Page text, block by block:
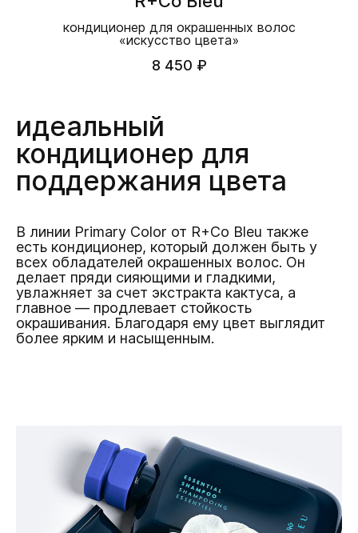
кондиционер для окрашенных волос
«искусство цвета»
8 450 ₽
идеальный
кондиционер для
поддержания цвета
В линии Primary Color от R+Co Bleu также
есть кондиционер, который должен быть у
всех обладателей окрашенных волос. Он
делает пряди сияющими и гладкими,
увлажняет за счет экстракта кактуса, а
главное — продлевает стойкость
окрашивания. Благодаря ему цвет выглядит
более ярким и насыщенным.